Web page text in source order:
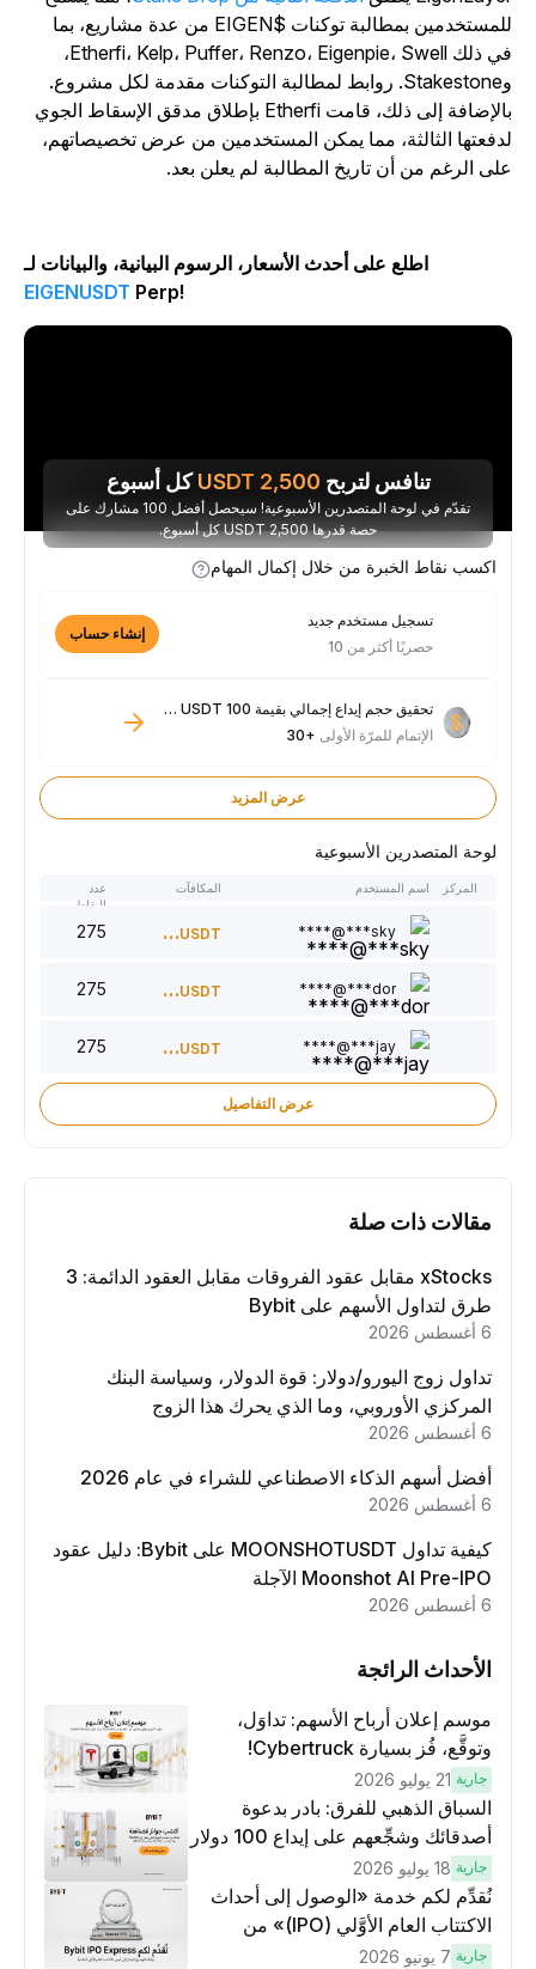
للمستخدمين بمطالبة توكنات $EIGEN من عدة مشاريع، بما
في ذلك Etherfi، Kelp، Puffer، Renzo، Eigenpie، Swell،
وStakestone. روابط لمطالبة التوكنات مقدمة لكل مشروع.
بالإضافة إلى ذلك، قامت Etherfi بإطلاق مدقق الإسقاط الجوي
الثالثة، مما يمكن المستخدمين من عرض تخصيصاتهم،
الرغم من أن تاريخ المطالبة لم يعلن بعد.
اطلع على أحدث الأسعار، الرسوم البيانية، والبيانات لـ
EIGENUSDTPerp!
تنافس لتربح 2,500
USDTكل أسبوع
تقدّم في لوحة المتصدرين الأسبوعية! سيحصل أفضل 100 مشارك على
حصة قدرها 2,500 USDT كل أسبوع.
اكسب نقاط الخبرة من خلال إكمال المهام
تسجيل مستخدم جديد
حصريًا أكثر من 10
إنشاء حساب
تحقيق حجم إيداع إجمالي بقيمة 100 USDT فأكثر
الإتمام للمرّة الأولى+30
عرض المزيد
لوحة المتصدرين الأسبوعية
المركز اسم المستخدم المكافآت
النقاط
sky***@****
300USDT
dor***@****
220USDT
jay***@****
150USDT
عرض التفاصيل
مقالات ذات صلة
xStocks مقابل عقود الفروقات مقابل العقود الدائمة: 3
طرق لتداول الأسهم على Bybit
تداول زوج اليورو/دولار: قوة الدولار، وسياسة البنك
المركزي الأوروبي، وما الذي يحرك هذا الزوج
أفضل أسهم الذكاء الاصطناعي للشراء في عام 2026
كيفية تداول MOONSHOTUSDT على Bybit: دليل عقود
Moonshot AI Pre-IPO الآجلة
الأحداث الرائجة
موسم إعلان أرباح الأسهم: تداوَل،
وتوقَّع، فُز بسيارة Cybertruck!
جارية 21 يوليو 2026
السباق الذهبي للفرق: بادر بدعوة
أصدقائك وشجِّعهم على إيداع 100 دولار
لكسَب مكافآت مُضاعَفة
جارية 18 يوليو 2026
نُقدِّم لكم خدمة «الوصول إلى أحداث
الاكتتاب العام الأوَّلي (IPO)» من
Bybit، بوابتك للوصول المبكر إلى فرص
جارية 7 يونيو 2026